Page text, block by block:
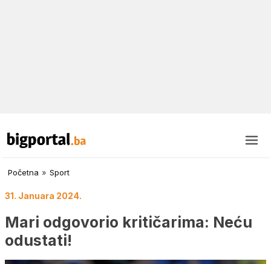
Početna » Sport
31. Januara 2024.
Mari odgovorio kritičarima: Neću
odustati!